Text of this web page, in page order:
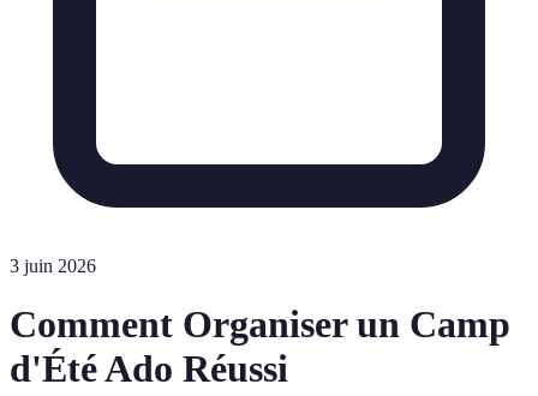
3 juin 2026
Comment Organiser un Camp
d'Été Ado Réussi